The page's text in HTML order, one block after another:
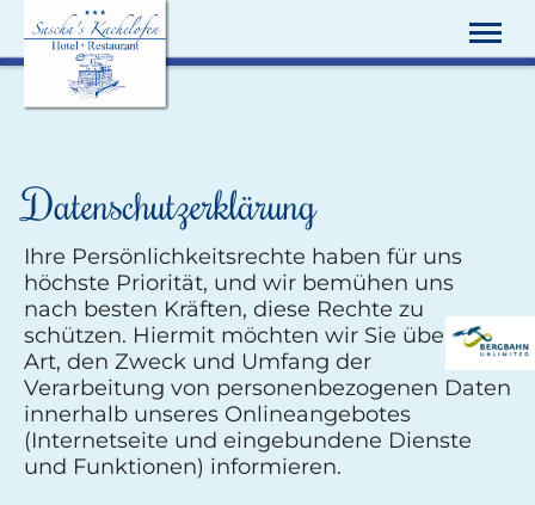
Zentral und ruhig, in der Fußgängerzone, Small Elegant
Restaurant
Aktivitäten
Service
Aktuelles
Buchung
Hotel Regina
Deutsch
Tel.+49 8322 977 50
Datenschutzerklärung
Ihre Persönlichkeitsrechte haben für uns
höchste Priorität, und wir bemühen uns
nach besten Kräften, diese Rechte zu
schützen. Hiermit möchten wir Sie über die
Art, den Zweck und Umfang der
Verarbeitung von personenbezogenen Daten
innerhalb unseres Onlineangebotes
(Internetseite und eingebundene Dienste
und Funktionen) informieren.